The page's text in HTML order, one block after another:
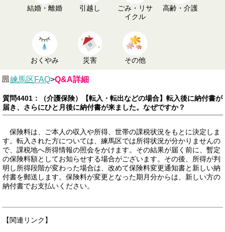
結婚・離婚 引越し
ごみ・リサ
イクル
高齢・介護
おくやみ 災害 その他
練馬区FAQ>Q&A詳細
質問4401：（介護保険）【転入・転出などの場合】転入後に納付書が
届き、さらにひと月後に納付書が来ました。なぜですか？
保険料は、ご本人の収入や所得、世帯の課税状況をもとに決定しま
す。転入された方については、練馬区では所得状況が分かりませんの
で、課税地へ所得情報の照会をかけます。その結果が届く前に、暫定
の保険料額としてお知らせする場合がございます。その後、所得が判
明し所得段階が変わった場合は、改めて保険料変更通知書と新しい納
付書を郵送します。保険料が変更となった期月分からは、新しい方の
納付書でお支払いください。
【関連リンク】